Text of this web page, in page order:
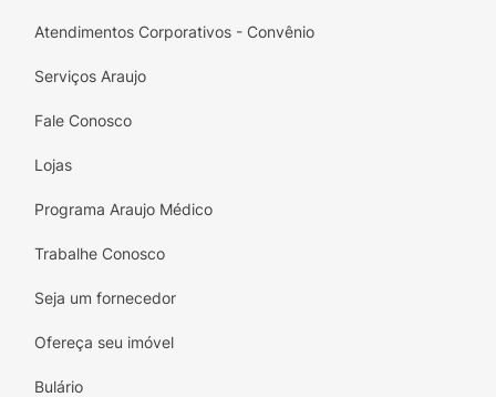
Brilho Luxuoso: Devolve a luminosidade
aspecto saudável e radiante.
Produto Ético
cronogramas capilares de nutrição e
Atendimentos Corporativos - Convênio
Serviços Araujo
Fale Conosco
Lojas
Programa Araujo Médico
Trabalhe Conosco
Seja um fornecedor
Ofereça seu imóvel
Bulário